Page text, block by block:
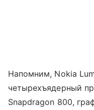
Напомним, Nokia
четырехъядерный
Snapdragon 800,